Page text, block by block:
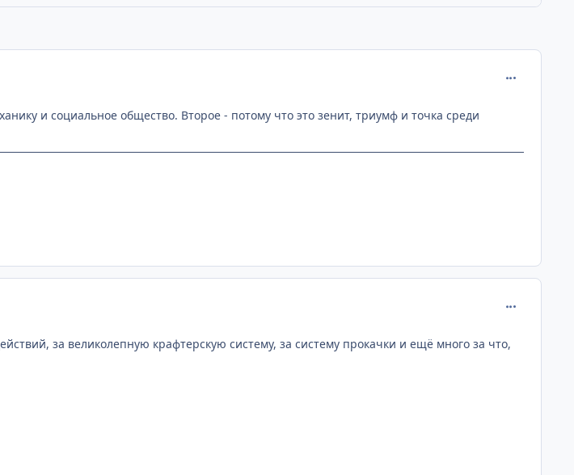
и социальное общество. Второе - потому что это зенит, триумф и точка среди
за великолепную крафтерскую систему, за систему прокачки и ещё много за что,